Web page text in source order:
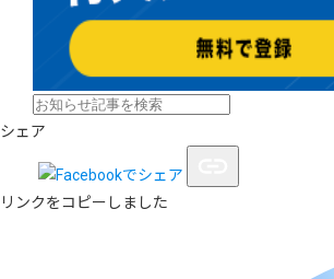
シェア
リンクをコピーしました